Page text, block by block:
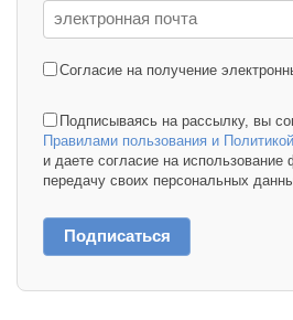
Согласие на получение
Подписываясь на рассылку, вы
Правилами пользования и
и даете согласие на
передачу своих персональных
Подписаться